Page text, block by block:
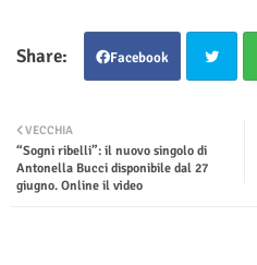
Facebook
ter
VECCHIA
“Sogni ribelli”: il nuovo singolo di
Antonella Bucci disponibile dal 27
giugno. Online il video